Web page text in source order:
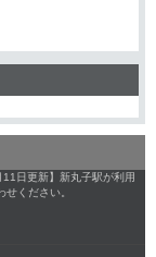
日更新】新丸子駅が利用
ください。